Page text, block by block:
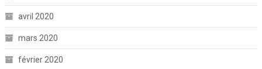
avril 2020
mars 2020
février 2020